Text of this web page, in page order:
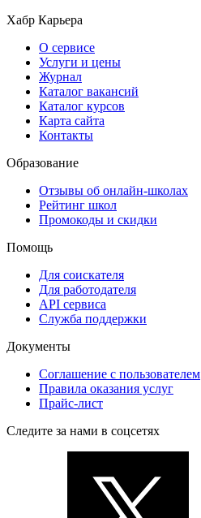
Хабр Карьера
О сервисе
Услуги и цены
Журнал
Каталог вакансий
Каталог курсов
Карта сайта
Контакты
Образование
Отзывы об онлайн-школах
Рейтинг школ
Промокоды и скидки
Помощь
Для соискателя
Для работодателя
API сервиса
Служба поддержки
Документы
Соглашение с пользователем
Правила оказания услуг
Прайс-лист
Следите за нами в соцсетях